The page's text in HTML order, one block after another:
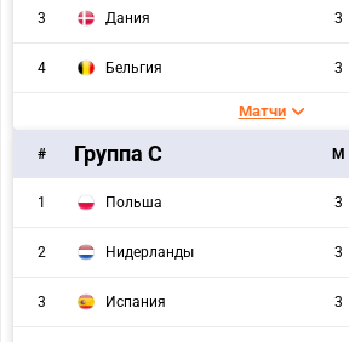
3 Дания 3
4 Бельгия 3
Матчи
# Группа C M
1 Польша 3
2 Нидерланды 3
3 Испания 3